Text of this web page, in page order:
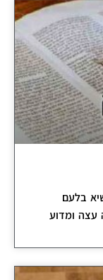
בלעם
עצה ומדוע